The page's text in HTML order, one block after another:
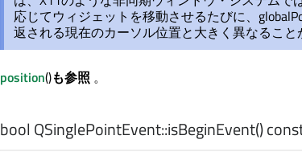
応じてウィジェットを移動させるたびに、
返される現在のカーソル位置と大きく異なること
position()も参照 。
bool QSinglePointEvent::isBeginEvent()